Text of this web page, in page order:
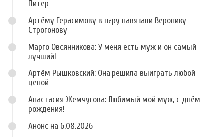
Питер
Артёму Герасимову в пару навязали Веронику
Строгонову
Марго Овсянникова: У меня есть муж и он самый
лучший!
Артём Рышковский: Она решила выиграть любой
ценой
Анастасия Жемчугова: Любимый мой муж, с днём
рождения!
Анонс на 6.08.2026